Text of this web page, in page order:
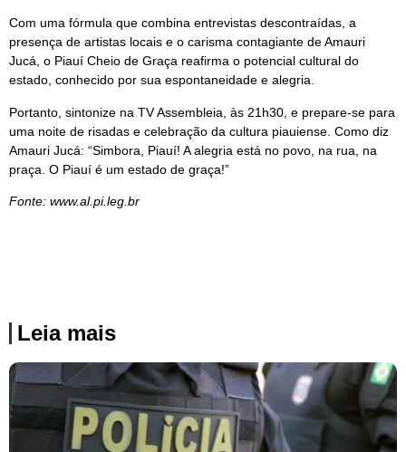
Com uma fórmula que combina entrevistas descontraídas, a
presença de artistas locais e o carisma contagiante de Amauri
Jucá, o Piauí Cheio de Graça reafirma o potencial cultural do
estado, conhecido por sua espontaneidade e alegria.
Portanto, sintonize na TV Assembleia, às 21h30, e prepare-se para
uma noite de risadas e celebração da cultura piauiense. Como diz
Amauri Jucá: “Simbora, Piauí! A alegria está no povo, na rua, na
praça. O Piauí é um estado de graça!”
Fonte: www.al.pi.leg.br
Leia mais